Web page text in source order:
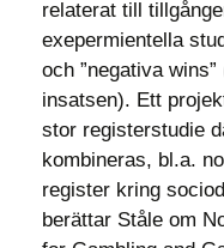
relaterat till
exepermientella
och ”negativa
insatsen). Ett
stor registerstudie
kombineras, bl.a.
register kring
berättar Ståle om